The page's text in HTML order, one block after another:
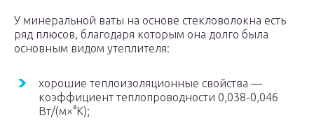
У минеральной ваты на основе стекловолокна есть
ряд плюсов, благодаря которым она долго была
основным видом утеплителя:
хорошие теплоизоляционные свойства —
коэффициент теплопроводности 0,038-0,046
Вт/(м×°К);